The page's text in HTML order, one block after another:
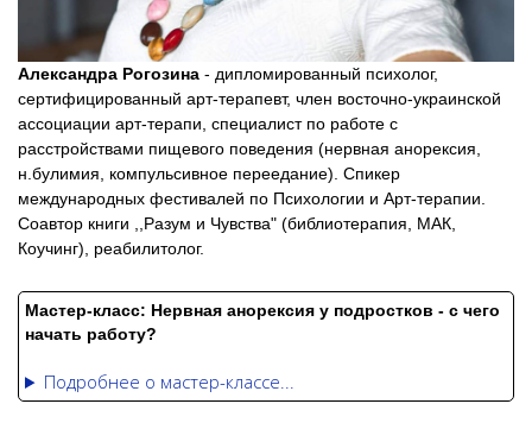
Александра Рогозина - дипломированный психолог,
сертифицированный арт-терапевт, член восточно-украинской
ассоциации арт-терапи, специалист по работе с
расстройствами пищевого поведения (нервная анорексия,
н.булимия, компульсивное переедание). Спикер
международных фестивалей по Психологии и Арт-терапии.
Соавтор книги ,,Разум и Чувства" (библиотерапия, МАК,
Коучинг), реабилитолог.
Мастер-класс: Нервная анорексия у подростков - с чего
начать работу?
Подробнее о мастер-классе...